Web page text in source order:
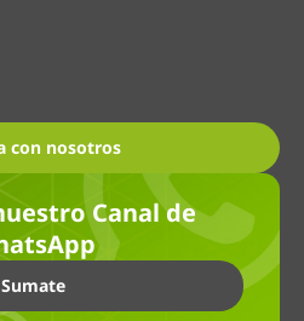
con nosotros
Canal de
Sumate